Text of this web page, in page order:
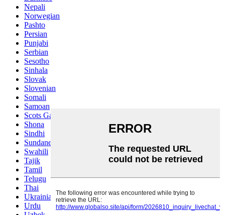
Nepali
Norwegian
Pashto
Persian
Punjabi
Serbian
Sesotho
Sinhala
Slovak
Slovenian
Somali
Samoan
Scots Gaelic
Shona
Sindhi
Sundanese
Swahili
Tajik
Tamil
Telugu
Thai
Ukrainian
Urdu